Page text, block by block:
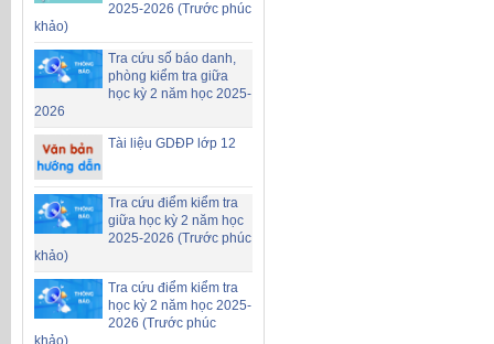
2025-2026 (Trước phúc
khảo)
Tra cứu số báo danh,
phòng kiểm tra giữa
học kỳ 2 năm học 2025-
2026
Tài liệu GDĐP lớp 12
Tra cứu điểm kiểm tra
giữa học kỳ 2 năm học
2025-2026 (Trước phúc
khảo)
Tra cứu điểm kiểm tra
học kỳ 2 năm học 2025-
2026 (Trước phúc